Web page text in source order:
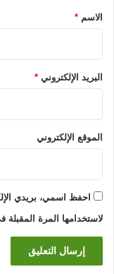
*الاسم *
البريد الإلكتروني *
الموقع الإلكتروني
احفظ اسمي، بريدي
لاستخدامها المرة المقبلة